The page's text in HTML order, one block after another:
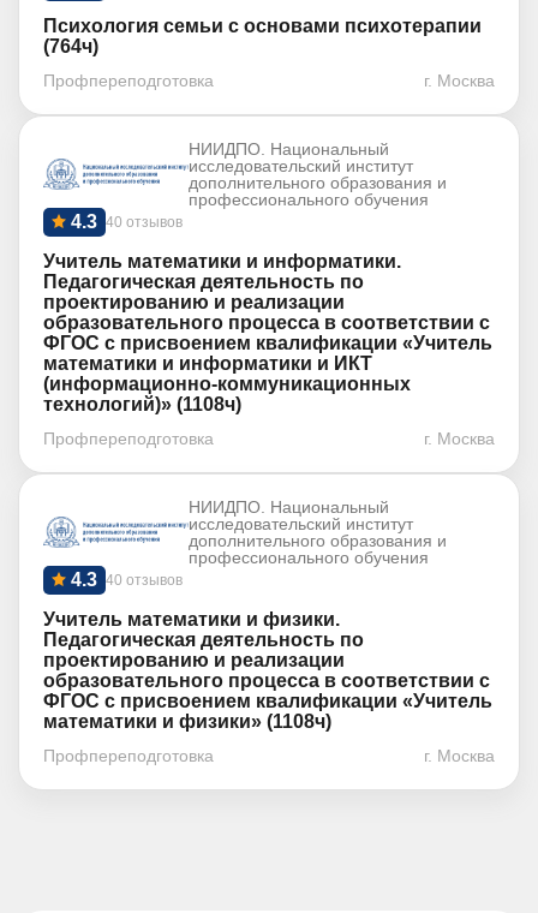
Психология семьи с основами психотерапии
(764ч)
Профпереподготовка г. Москва
НИИДПО. Национальный
исследовательский институт
дополнительного образования и
профессионального обучения
40 отзывов
4.3
Учитель математики и информатики.
Педагогическая деятельность по
проектированию и реализации
образовательного процесса в соответствии с
ФГОС с присвоением квалификации «Учитель
математики и информатики и ИКТ
(информационно-коммуникационных
технологий)» (1108ч)
Профпереподготовка г. Москва
НИИДПО. Национальный
исследовательский институт
дополнительного образования и
профессионального обучения
40 отзывов
4.3
Учитель математики и физики.
Педагогическая деятельность по
проектированию и реализации
образовательного процесса в соответствии с
ФГОС с присвоением квалификации «Учитель
математики и физики» (1108ч)
Профпереподготовка г. Москва